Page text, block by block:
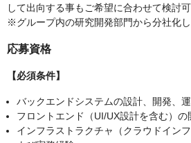
して出向する事もご希望に合わせて検討可
※グループ内の研究開発部門から分社化
応募資格
【必須条件】
バックエンドシステムの設計、開発、
フロントエンド（UI/UX設計を含む）
インフラストラクチャ（クラウドイン